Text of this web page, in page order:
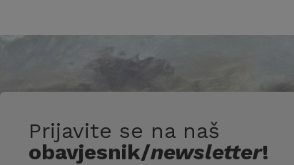
Prijavite se na naš
obavjesnik/newsletter!